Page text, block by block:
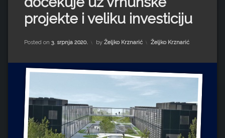
Impressum
Milenko Strižak
Drugi autori
Drugi autori
Ljiljana Lekanić-Kljaić
Željko Krznarić
Mario Lovreković
projekte i veliku investiciju
Posted on 3. srpnja 2020. by Željko Krznarić Kategorije:
Željko Krznarić